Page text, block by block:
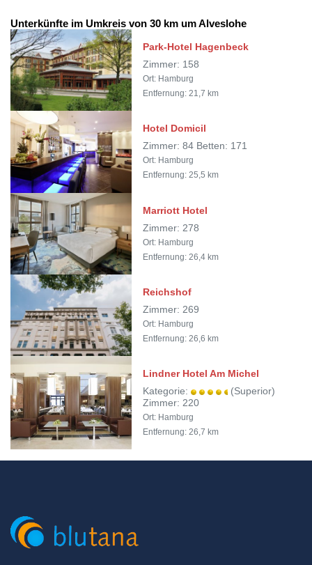
Unterkünfte im Umkreis von 30 km um Alveslohe
Park-Hotel Hagenbeck
Zimmer: 158
Ort: Hamburg
Entfernung: 21,7 km
Hotel Domicil
Zimmer: 84 Betten: 171
Ort: Hamburg
Entfernung: 25,5 km
Marriott Hotel
Zimmer: 278
Ort: Hamburg
Entfernung: 26,4 km
Reichshof
Zimmer: 269
Ort: Hamburg
Entfernung: 26,6 km
Lindner Hotel Am Michel
Kategorie:
(Superior)
Zimmer: 220
Ort: Hamburg
Entfernung: 26,7 km